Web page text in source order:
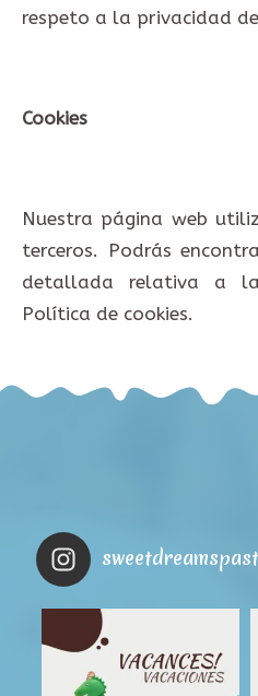
respeto a la privacidad
Cookies
Nuestra página web
terceros. Podrás
detallada relativa a
Política de cookies.